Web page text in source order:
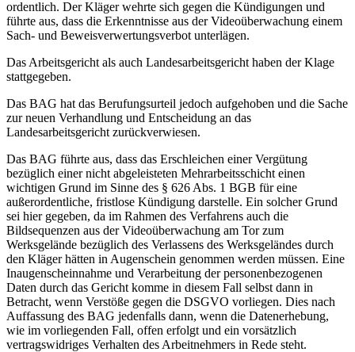
ordentlich. Der Kläger wehrte sich gegen die Kündigungen und
führte aus, dass die Erkenntnisse aus der Videoüberwachung einem
Sach- und Beweisverwertungsverbot unterlägen.
Das Arbeitsgericht als auch Landesarbeitsgericht haben der Klage
stattgegeben.
Das BAG hat das Berufungsurteil jedoch aufgehoben und die Sache
zur neuen Verhandlung und Entscheidung an das
Landesarbeitsgericht zurückverwiesen.
Das BAG führte aus, dass das Erschleichen einer Vergütung
bezüglich einer nicht abgeleisteten Mehrarbeitsschicht einen
wichtigen Grund im Sinne des § 626 Abs. 1 BGB für eine
außerordentliche, fristlose Kündigung darstelle. Ein solcher Grund
sei hier gegeben, da im Rahmen des Verfahrens auch die
Bildsequenzen aus der Videoüberwachung am Tor zum
Werksgelände bezüglich des Verlassens des Werksgeländes durch
den Kläger hätten in Augenschein genommen werden müssen. Eine
Inaugenscheinnahme und Verarbeitung der personenbezogenen
Daten durch das Gericht komme in diesem Fall selbst dann in
Betracht, wenn Verstöße gegen die DSGVO vorliegen. Dies nach
Auffassung des BAG jedenfalls dann, wenn die Datenerhebung,
wie im vorliegenden Fall, offen erfolgt und ein vorsätzlich
vertragswidriges Verhalten des Arbeitnehmers in Rede steht.